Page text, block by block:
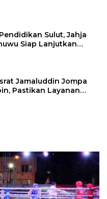
Sulut, Jahja
Siap Lanjutkan
Jamaluddin Jompa
Pastikan Layanan